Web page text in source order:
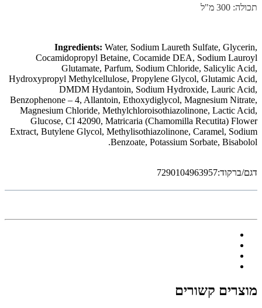
תכולה: 300 מ"ל
Ingredients: Water, Sodium Laureth Sulfate, Glycerin,
Cocamidopropyl Betaine, Cocamide DEA, Sodium Lauroyl
Glutamate, Parfum, Sodium Chloride, Salicylic Acid,
Hydroxypropyl Methylcellulose, Propylene Glycol, Glutamic Acid,
DMDM Hydantoin, Sodium Hydroxide, Lauric Acid,
Benzophenone – 4, Allantoin, Ethoxydiglycol, Magnesium Nitrate,
Magnesium Chloride, Methylchloroisothiazolinone, Lactic Acid,
Glucose, CI 42090, Matricaria (Chamomilla Recutita) Flower
Extract, Butylene Glycol, Methylisothiazolinone, Caramel, Sodium
Benzoate, Potassium Sorbate, Bisabolol.
דגם/ברקוד:7290104963957
מוצרים קשורים